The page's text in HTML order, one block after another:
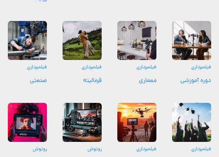
فیلمبرداری
دوره آموزشی
فیلمبرداری
معماری
فیلمبرداری
فرمالیته
فیلمبرداری
صنعتی
فیلمبرداری فیلمبرداری روتوش روتوش